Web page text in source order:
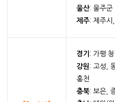
울산: 울주군
제주: 제주시,
경기 : 가평
강원 : 고성,
홍천
충북: 보은,